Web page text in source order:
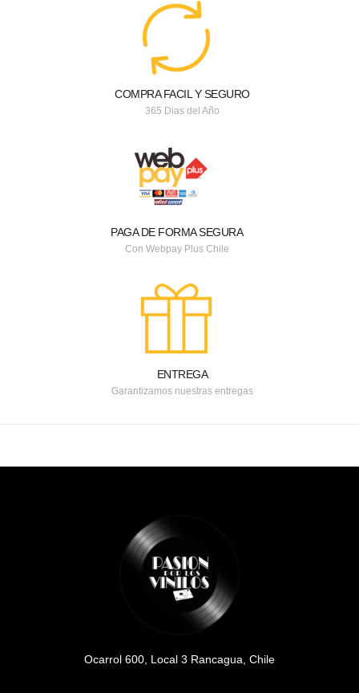
COMPRA FACIL Y SEGURO
365 Dias del Año
PAGA DE FORMA SEGURA
Con Webpay Plus Chile
ENTREGA
Garantizamos nuestras entregas
Ocarrol 600, Local 3 Rancagua, Chile